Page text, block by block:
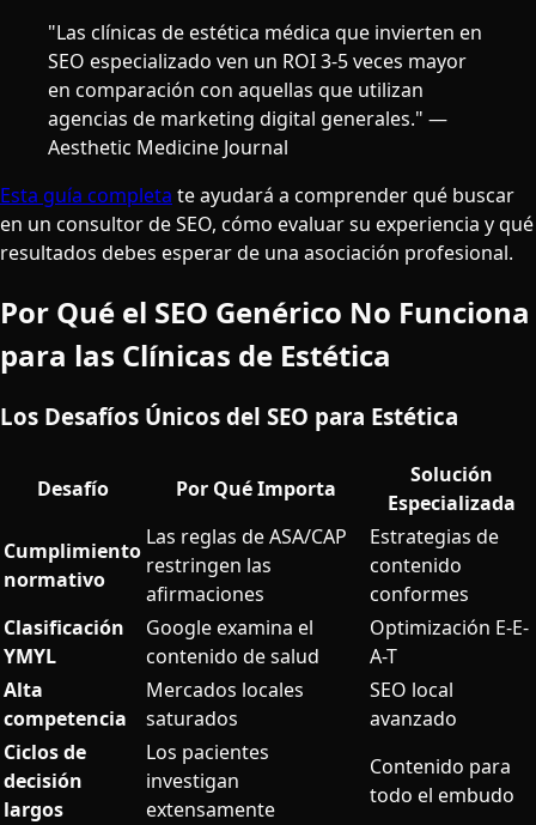
"Las clínicas de estética médica que invierten en
SEO especializado ven un ROI 3-5 veces mayor
en comparación con aquellas que utilizan
agencias de marketing digital generales." —
Aesthetic Medicine Journal
Esta guía completa te ayudará a comprender qué buscar
en un consultor de SEO, cómo evaluar su experiencia y qué
resultados debes esperar de una asociación profesional.
Por Qué el SEO Genérico No Funciona
para las Clínicas de Estética
Los Desafíos Únicos del SEO para Estética
Desafío Por Qué Importa
Solución
Especializada
Cumplimiento
normativo
Las reglas de ASA/CAP
restringen las
afirmaciones
Estrategias de
contenido
conformes
Clasificación
YMYL
Google examina el
contenido de salud
Optimización E-E-
A-T
Alta
competencia
Mercados locales
saturados
SEO local
avanzado
Ciclos de
decisión
largos
Los pacientes
investigan
extensamente
Contenido para
todo el embudo